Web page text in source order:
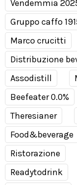
Vendemmia
Gruppo caffo
Marco crucitti
Distribuzione
Assodistill
Beefeater 0.0%
Theresianer
Food&beverage
Ristorazione
Readytodrink